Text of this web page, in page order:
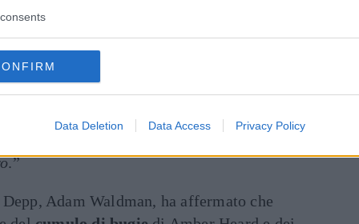
Data Deletion Data Access Privacy Policy
in The Sun nella
gli eventi del 4 marzo 2015: “
tavolo da ping-pong, lanciò delle bottiglie
la afferrò lacerandole la camicia da
il seno. Quindi le strinse il collo e tentò di
.”
Adam Waldman, ha affermato che